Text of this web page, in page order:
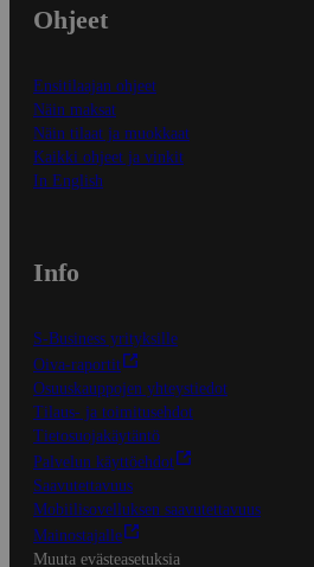
Ohjeet
Ensitilaajan ohjeet
Näin maksat
Näin tilaat ja muokkaat
Kaikki ohjeet ja vinkit
In English
Info
S-Business yrityksille
Oiva-raportit
Osuuskauppojen yhteystiedot
Tilaus- ja toimitusehdot
Tietosuojakäytäntö
Palvelun käyttöehdot
Saavutettavuus
Mobiilisovelluksen saavutettavuus
Mainostajalle
Muuta evästeasetuksia